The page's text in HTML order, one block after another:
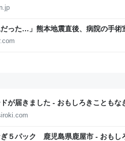
」 令和8年熊本地震｜FNNプライム
だった…」熊本地震直後、病院の手術
反応「咄嗟の判断と行動すごい」「
が届きました - おもしろきこともな
５パック 鹿児島県鹿屋市 - おもし